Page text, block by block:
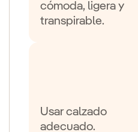
cómoda, ligera y
transpirable.
Usar calzado
adecuado.